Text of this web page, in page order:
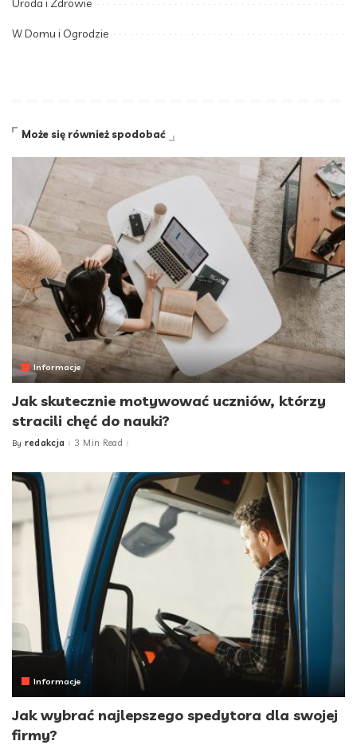
Uroda i Zdrowie
W Domu i Ogrodzie
Może się również spodobać
Informacje
Jak skutecznie motywować uczniów, którzy
stracili chęć do nauki?
Posted
By redakcja 3 Min Read
Informacje
Jak wybrać najlepszego spedytora dla swojej
firmy?